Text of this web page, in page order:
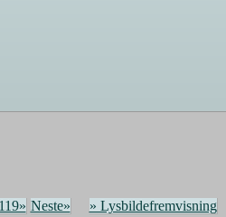
119» Neste» » Lysbildefremvisning